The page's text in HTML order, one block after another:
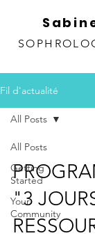
Fil d'actualité
All Posts
Getting
Started
Your
Community
All Posts
"3